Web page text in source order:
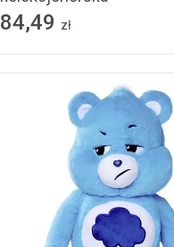
84,49 zł